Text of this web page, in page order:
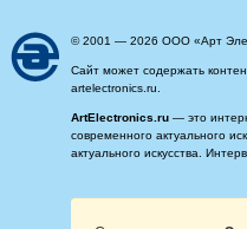
© 2001 — 2026 ООО «Арт
Сайт может содержать
artelectronics.ru.
ArtElectronics.ru — это
современного актуального
актуального искусства.